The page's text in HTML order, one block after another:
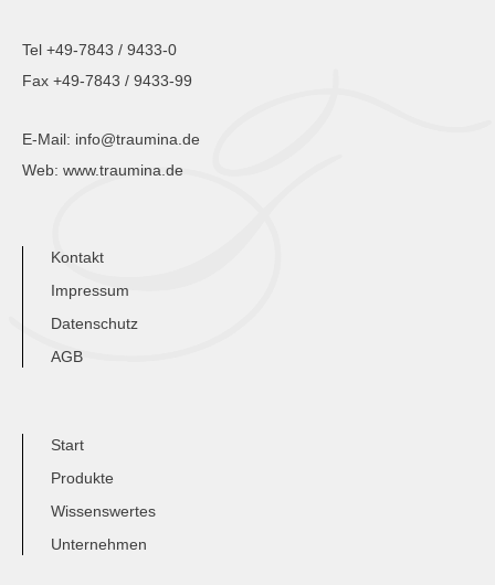
Tel +49-7843 / 9433-0
Fax +49-7843 / 9433-99
E-Mail: info@traumina.de
Web: www.traumina.de
Kontakt
Impressum
Datenschutz
AGB
Start
Produkte
Wissenswertes
Unternehmen